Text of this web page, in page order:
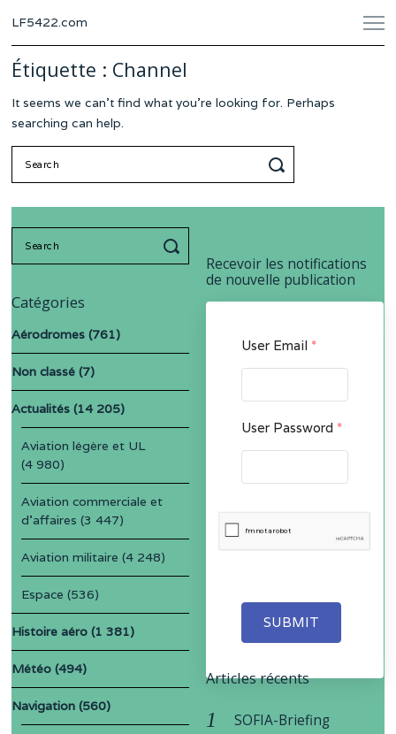
LF5422.com
Étiquette : Channel
It seems we can’t find what you’re looking for. Perhaps
searching can help.
Recevoir les notifications
de nouvelle publication
User Email *
User Password *
SUBMIT
Catégories
Aérodromes (761)
Non classé (7)
Actualités (14 205)
Aviation légère et UL
(4 980)
Aviation commerciale et
d'affaires (3 447)
Aviation militaire (4 248)
Espace (536)
Histoire aéro (1 381)
Météo (494)
Navigation (560)
Articles récents
SOFIA-Briefing